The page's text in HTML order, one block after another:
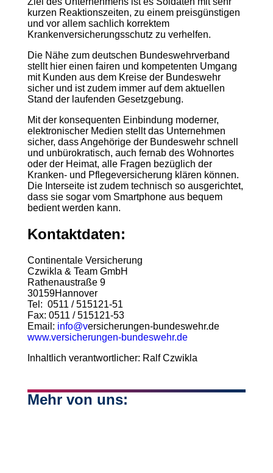
kurzen Reaktionszeiten, zu einem preisgünstigen
und vor allem sachlich korrektem
Krankenversicherungsschutz zu verhelfen.
Die Nähe zum deutschen Bundeswehrverband
stellt hier einen fairen und kompetenten Umgang
mit Kunden aus dem Kreise der Bundeswehr
sicher und ist zudem immer auf dem aktuellen
Stand der laufenden Gesetzgebung.
Mit der konsequenten Einbindung moderner,
elektronischer Medien stellt das Unternehmen
sicher, dass Angehörige der Bundeswehr schnell
und unbürokratisch, auch fernab des Wohnortes
oder der Heimat, alle Fragen bezüglich der
Kranken- und Pflegeversicherung klären können.
Die Interseite ist zudem technisch so ausgerichtet,
dass sie sogar vom Smartphone aus bequem
bedient werden kann.
Kontaktdaten:
Continentale Versicherung
Czwikla & Team GmbH
Rathenaustraße 9
30159Hannover
Tel: 0511 / 515121-51
Fax: 0511 / 515121-53
Email: info@versicherungen-bundeswehr.de
www.versicherungen-bundeswehr.de
Inhaltlich verantwortlicher: Ralf Czwikla
Mehr von uns: